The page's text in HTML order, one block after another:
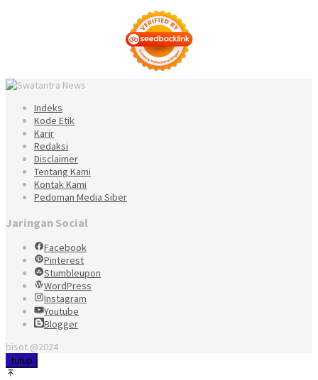
Indeks
Kode Etik
Karir
Redaksi
Disclaimer
Tentang Kami
Kontak Kami
Pedoman Media Siber
Jaringan Social
Facebook
Pinterest
Stumbleupon
WordPress
Instagram
Youtube
Blogger
bisot @2024
tutup